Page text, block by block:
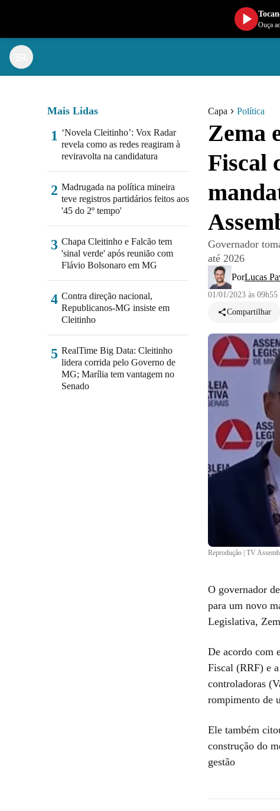
Capa Política
Zema
Fiscal
Governador
até 2026
PorLucas
01/01/2023 às 09h55
Compartilhar
Reprodução | TV
O governador
para um novo
Legislativa,
De acordo com
Fiscal (RRF) e
controladoras
rompimento de
Ele também
construção do
gestão
Mais Lidas
1 ‘Novela Cleitinho’: Vox Radar
revela como as redes reagiram à
reviravolta na candidatura
2 Madrugada na política mineira
teve registros partidários feitos aos
'45 do 2º tempo'
3 Chapa Cleitinho e Falcão tem
'sinal verde' após reunião com
Flávio Bolsonaro em MG
4 Contra direção nacional,
Republicanos-MG insiste em
Cleitinho
5 RealTime Big Data: Cleitinho
lidera corrida pelo Governo de
MG; Marília tem vantagem no
Senado
Ouça